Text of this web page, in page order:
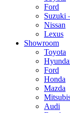
Ford
Suzuki
Nissan
Lexus
Showroom
Toyota
Ford
Honda
Mazda
Audi